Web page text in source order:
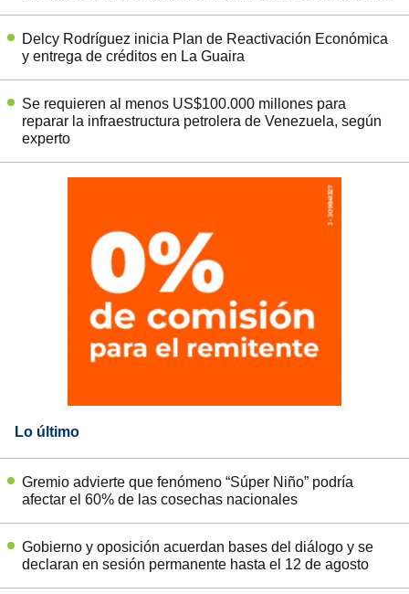
Delcy Rodríguez inicia Plan de Reactivación Económica
y entrega de créditos en La Guaira
Se requieren al menos US$100.000 millones para
reparar la infraestructura petrolera de Venezuela, según
experto
Lo último
Gremio advierte que fenómeno “Súper Niño” podría
afectar el 60% de las cosechas nacionales
Gobierno y oposición acuerdan bases del diálogo y se
declaran en sesión permanente hasta el 12 de agosto